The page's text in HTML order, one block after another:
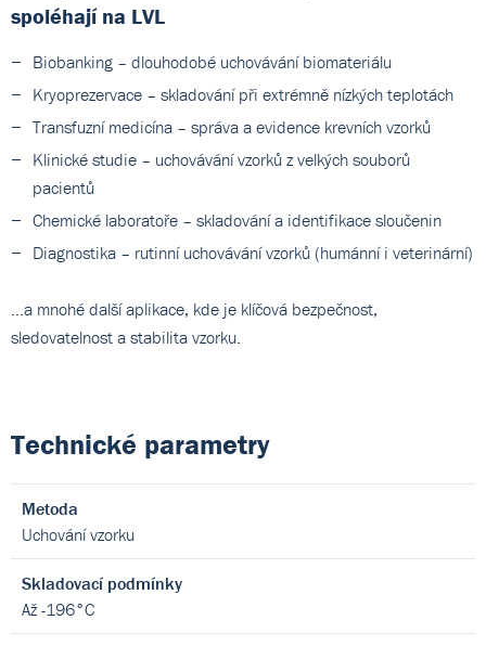
spoléhají na LVL
Biobanking – dlouhodobé uchovávání biomateriálu
Kryoprezervace – skladování při extrémně nízkých teplotách
Transfuzní medicína – správa a evidence krevních vzorků
Klinické studie – uchovávání vzorků z velkých souborů
pacientů
Chemické laboratoře – skladování a identifikace sloučenin
Diagnostika – rutinní uchovávání vzorků (humánní i veterinární)
…a mnohé další aplikace, kde je klíčová bezpečnost,
sledovatelnost a stabilita vzorku.
Technické parametry
Metoda
Uchování vzorku
Skladovací podmínky
Až -196°C